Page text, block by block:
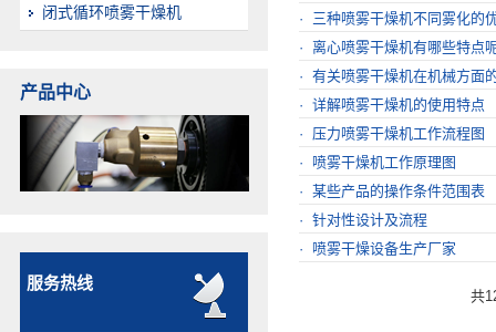
闭式循环喷雾干燥机
产品中心
服务热线
· 三种喷雾干燥机不同雾化的
· 离心喷雾干燥机有哪些特点
· 有关喷雾干燥机在机械方面
· 详解喷雾干燥机的使用特点
· 压力喷雾干燥机工作流程图
· 喷雾干燥机工作原理图
· 某些产品的操作条件范围表
· 针对性设计及流程
· 喷雾干燥设备生产厂家
共